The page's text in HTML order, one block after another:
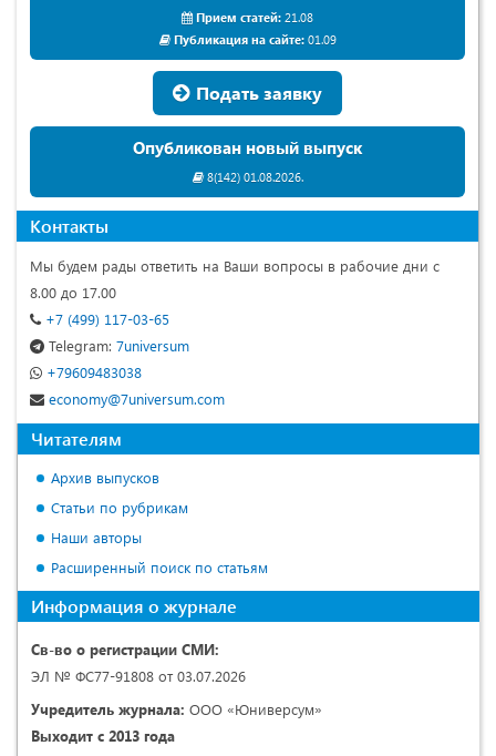
Прием статей: 21.08
Публикация на сайте:01.09
Подать заявку
Опубликован новый выпуск
8(142) 01.08.2026.
Контакты
Мы будем рады ответить на Ваши вопросы в рабочие дни с
8.00 до 17.00
+7 (499) 117-03-65
Telegram: 7universum
+79609483038
economy@7universum.com
Читателям
Архив выпусков
Статьи по рубрикам
Наши авторы
Расширенный поиск по статьям
Информация о журнале
Св-во о регистрации СМИ:
ЭЛ № ФС77-91808 от 03.07.2026
Учредитель журнала: ООО «Юниверсум»
Выходит с 2013 года